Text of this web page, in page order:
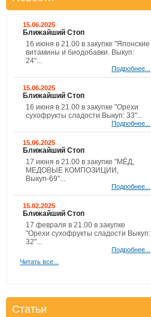
15.06.2025
Ближайший Стоп
16 июня в 21.00 в закупке "Японские
витамины и биодобавки. Выкуп:
24"...
Подробнее...
15.06.2025
Ближайший Стоп
16 июня в 21.00 в закупке "Орехи
сухофрукты сладости Выкуп: 33"...
Подробнее...
15.06.2025
Ближайший Стоп
17 июня в 21.00 в закупке "МЁД,
МЕДОВЫЕ КОМПОЗИЦИИ,
Выкуп-69"...
Подробнее...
15.02.2025
Ближайший Стоп
17 февраля в 21.00 в закупке
"Орехи сухофрукты сладости Выкуп:
32"...
Подробнее...
Читать все...
Статьи